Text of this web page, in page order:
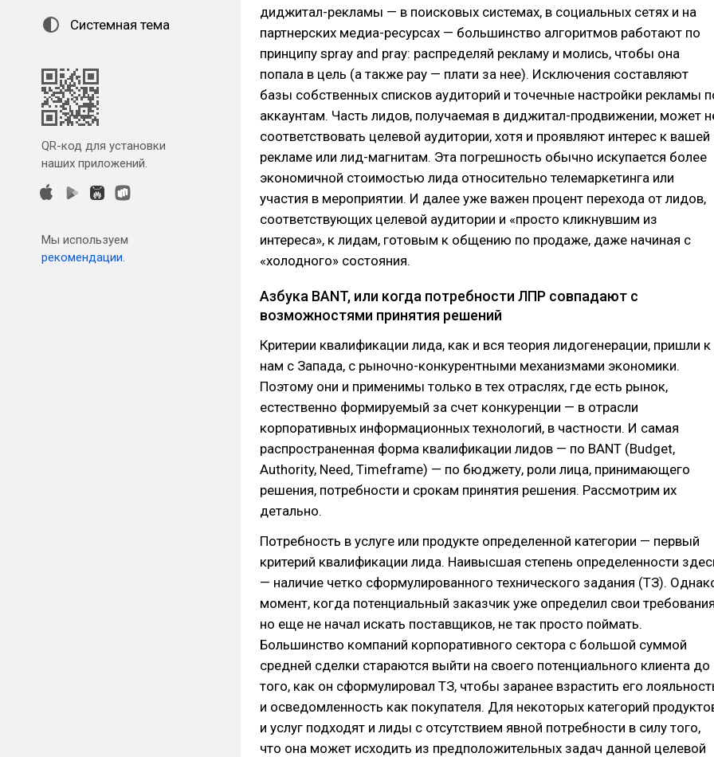
Системная тема
QR-код для установки
наших приложений.
Мы используем
рекомендации.
диджитал-рекламы — в поисковых системах, в социальных сетях и на
партнерских медиа-ресурсах — большинство алгоритмов работают по
принципу spray and pray: распределяй рекламу и молись, чтобы она
попала в цель (а также pay — плати за нее). Исключения составляют
базы собственных списков аудиторий и точечные настройки рекламы
аккаунтам. Часть лидов, получаемая в диджитал-продвижении, может
соответствовать целевой аудитории, хотя и проявляют интерес к вашей
рекламе или лид-магнитам. Эта погрешность обычно искупается более
экономичной стоимостью лида относительно телемаркетинга или
участия в мероприятии. И далее уже важен процент перехода от лидов,
соответствующих целевой аудитории и «просто кликнувшим из
интереса», к лидам, готовым к общению по продаже, даже начиная с
«холодного» состояния.
Азбука BANT, или когда потребности ЛПР совпадают с
возможностями принятия решений
Критерии квалификации лида, как и вся теория лидогенерации, пришли к
нам с Запада, с рыночно-конкурентными механизмами экономики.
Поэтому они и применимы только в тех отраслях, где есть рынок,
естественно формируемый за счет конкуренции — в отрасли
корпоративных информационных технологий, в частности. И самая
распространенная форма квалификации лидов — по BANT (Budget,
Authority, Need, Timeframe) — по бюджету, роли лица, принимающего
решения, потребности и срокам принятия решения. Рассмотрим их
детально.
Потребность в услуге или продукте определенной категории — первый
критерий квалификации лида. Наивысшая степень определенности
— наличие четко сформулированного технического задания (ТЗ).
момент, когда потенциальный заказчик уже определил свои
но еще не начал искать поставщиков, не так просто поймать.
Большинство компаний корпоративного сектора с большой суммой
средней сделки стараются выйти на своего потенциального клиента до
того, как он сформулировал ТЗ, чтобы заранее взрастить его
и осведомленность как покупателя. Для некоторых категорий
и услуг подходят и лиды с отсутствием явной потребности в силу того,
что она может исходить из предположительных задач данной целевой